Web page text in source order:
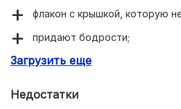
флакон с крышкой, которую
придают бодрости;
избавляют от хандры,
Загрузить еще
Недостатки